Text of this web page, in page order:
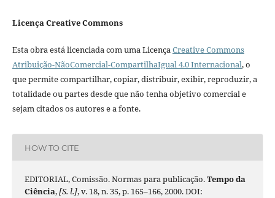
Licença Creative Commons
Esta obra está licenciada com uma LicençaCreative Commons
Atribuição-NãoComercial-CompartilhaIgual 4.0 Internacional, o
que permite compartilhar, copiar, distribuir, exibir, reproduzir, a
totalidade ou partes desde que não tenha objetivo comercial e
sejam citados os autores e a fonte.
HOW TO CITE
EDITORIAL, Comissão. Normas para publicação.Tempo da
Ciência,[S. l.], v. 18, n. 35, p. 165–166, 2000. DOI: